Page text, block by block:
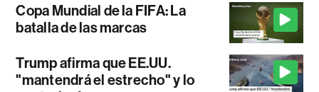
Copa Mundial de la FIFA: La
batalla de las marcas
Trump afirma que EE.UU.
"mantendrá el estrecho" y lo